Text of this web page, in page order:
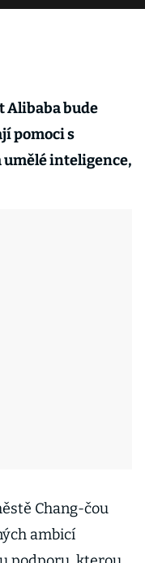
Alibaba bude
pomoci s
umělé inteligence,
Chang-čou
ambicí